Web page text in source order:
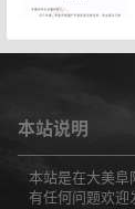
本站说明
本站是在大美阜
有任何问题欢迎